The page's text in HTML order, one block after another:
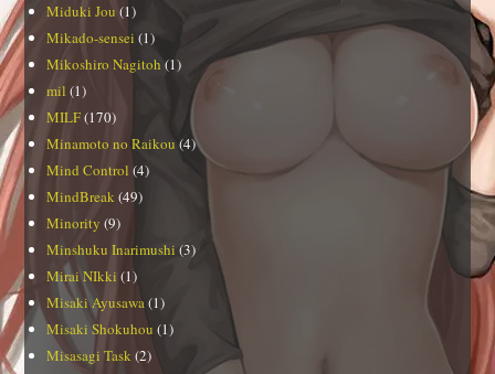
Miduki Jou (1)
Mikado-sensei (1)
Mikoshiro Nagitoh (1)
mil (1)
MILF(170)
Minamoto no Raikou(4)
Mind Control (4)
MindBreak (49)
Minority (9)
Minshuku Inarimushi (3)
Mirai NIkki (1)
Misaki Ayusawa(1)
Misaki Shokuhou (1)
Misasagi Task (2)